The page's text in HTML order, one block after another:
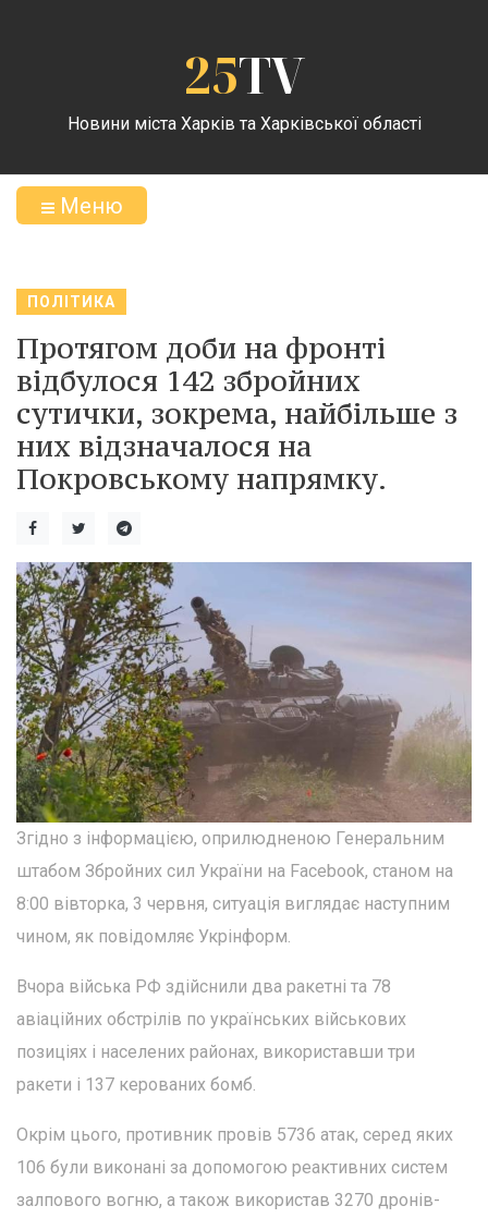
25TV
Новини міста Харків та Харківської області
Меню
ПОЛІТИКА
Протягом доби на фронті
відбулося 142 збройних
сутички, зокрема, найбільше з
них відзначалося на
Покровському напрямку.
Згідно з інформацією, оприлюдненою Генеральним
штабом Збройних сил України на Facebook, станом на
8:00 вівторка, 3 червня, ситуація виглядає наступним
чином, як повідомляє Укрінформ.
Вчора війська РФ здійснили два ракетні та 78
авіаційних обстрілів по українських військових
позиціях і населених районах, використавши три
ракети і 137 керованих бомб.
Окрім цього, противник провів 5736 атак, серед яких
106 були виконані за допомогою реактивних систем
залпового вогню, а також використав 3270 дронів-